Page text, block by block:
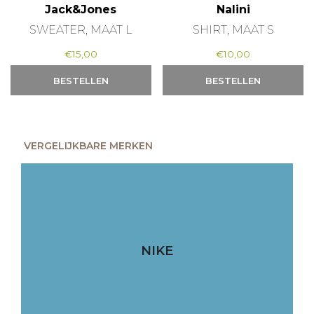
Jack&Jones
SWEATER, MAAT L
€15,00
BESTELLEN
Nalini
SHIRT, MAAT S
€10,00
BESTELLEN
VERGELIJKBARE MERKEN
NIKE